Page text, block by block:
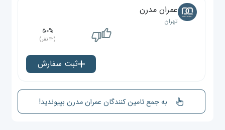
عمران مدرن
تهران
۵۰%
(۱۱۲ نفر)
ثبت سفارش
به جمع تامین کنندگان عمران مدرن بپیوندید!